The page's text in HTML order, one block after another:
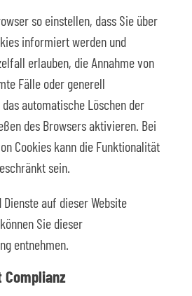
so einstellen, dass Sie über
informiert werden und
erlauben, die Annahme von
Fälle oder generell
automatische Löschen der
des Browsers aktivieren. Bei
Cookies kann die Funktionalität
sein.
Dienste auf dieser Website
Sie dieser
entnehmen.
Complianz